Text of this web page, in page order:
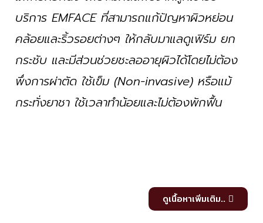
บริการ EMFACE ที่สามารถแก้ปัญหาผิวหย่อน
คล้อยและริ้วรอยต่างๆ ให้กลับมาแลดูเฟิร์ม ยก
กระชับ และมีส่วนช่วยชะลออายุผิวได้โดยไม่ต้อง
พึ่งการผ่าตัด ใช้เข็ม (Non-invasive) หรือแม้
กระทั่งยาชา ใช้เวลาทำน้อยและไม่ต้องพักฟื้น
ดูเนื้อหาเพิ่มเติม..